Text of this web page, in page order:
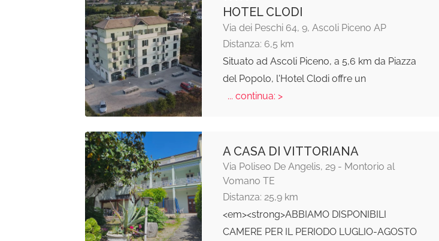
HOTEL CLODI
Via dei Peschi 64, 9, Ascoli Piceno AP
Distanza: 6,5 km
Situato ad Ascoli Piceno, a 5,6 km da Piazza
del Popolo, l'Hotel Clodi offre un
... continua: >
A CASA DI VITTORIANA
Via Poliseo De Angelis, 29 - Montorio al
Vomano TE
Distanza: 25,9 km
<em><strong>ABBIAMO DISPONIBILI
CAMERE PER IL PERIODO LUGLIO-AGOSTO